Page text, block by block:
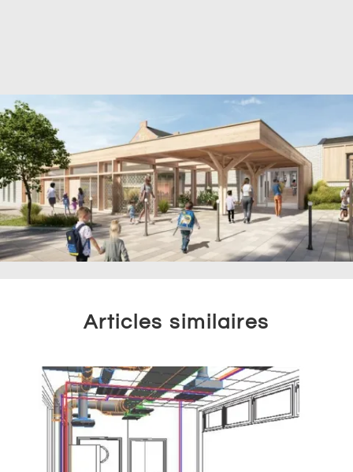
Articles similaires